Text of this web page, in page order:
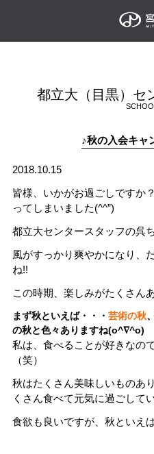
都立大（目黒）セ
♪秋の入会キャ
2018.10.15
皆様、いかがお過ごしですか
ってしまいました(^^”)
都立大センタースタッフの呉
風がすっかり爽やかになり、
ね!!
この時期、楽しみがたくさん
まず秋といえば・・・ 芸術の秋
の秋と色々ありますね(o^∇^o)
私は、食べることが好きなの
（笑）
秋はたくさん美味しいものあ
くさん食べて元気に過ごして
食欲も良いですが、秋といえ